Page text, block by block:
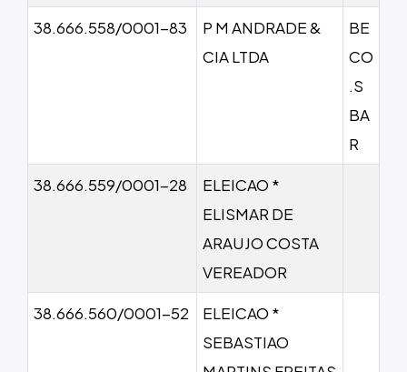
38.666.558/0001-83
P M ANDRADE &
CIA LTDA
BE
CO
.S
BA
R
38.666.559/0001-28
ELEICAO *
ELISMAR DE
ARAUJO COSTA
VEREADOR
38.666.560/0001-52
ELEICAO *
SEBASTIAO